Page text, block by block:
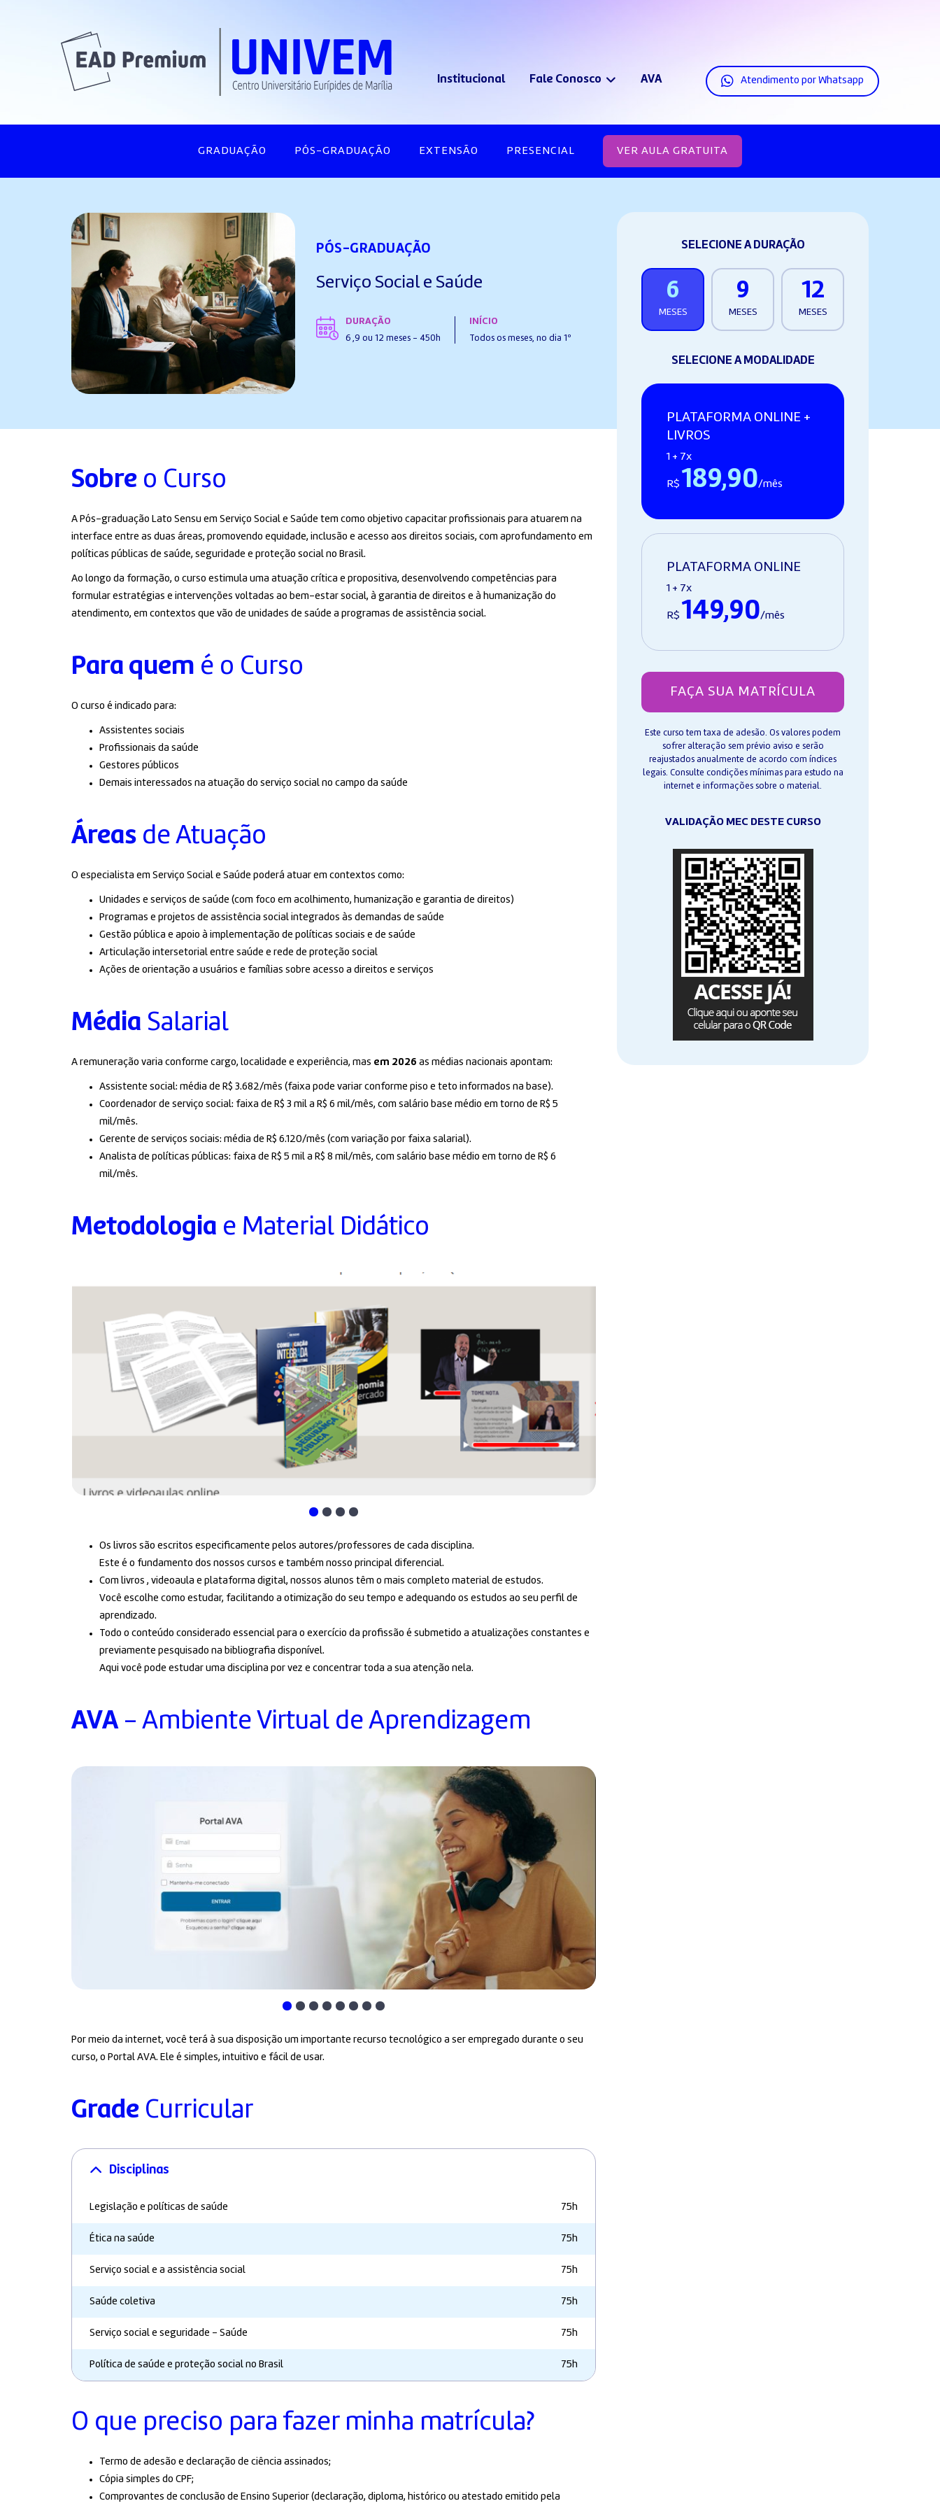
Institucional Fale Conosco AVA Atendimento por Whatsapp
GRADUAÇÃO PÓS-GRADUAÇÃO EXTENSÃO PRESENCIAL VER AULA GRATUITA
PÓS-GRADUAÇÃO
Serviço Social e Saúde
DURAÇÃO
6 ,9 ou 12 meses - 450h
INÍCIO
Todos os meses, no dia 1º
Sobre o Curso
A Pós-graduação Lato Sensu em Serviço Social e Saúde tem como objetivo capacitar profissionais para atuarem na
interface entre as duas áreas, promovendo equidade, inclusão e acesso aos direitos sociais, com aprofundamento em
políticas públicas de saúde, seguridade e proteção social no Brasil.
Ao longo da formação, o curso estimula uma atuação crítica e propositiva, desenvolvendo competências para
formular estratégias e intervenções voltadas ao bem-estar social, à garantia de direitos e à humanização do
atendimento, em contextos que vão de unidades de saúde a programas de assistência social.
Para quem é o Curso
O curso é indicado para:
Assistentes sociais
Profissionais da saúde
Gestores públicos
Demais interessados na atuação do serviço social no campo da saúde
Áreas de Atuação
O especialista em Serviço Social e Saúde poderá atuar em contextos como:
Unidades e serviços de saúde (com foco em acolhimento, humanização e garantia de direitos)
Programas e projetos de assistência social integrados às demandas de saúde
Gestão pública e apoio à implementação de políticas sociais e de saúde
Articulação intersetorial entre saúde e rede de proteção social
Ações de orientação a usuários e famílias sobre acesso a direitos e serviços
Média Salarial
A remuneração varia conforme cargo, localidade e experiência, mas em 2026 as médias nacionais apontam:
Assistente social: média de R$ 3.682/mês (faixa pode variar conforme piso e teto informados na base).
Coordenador de serviço social: faixa de R$ 3 mil a R$ 6 mil/mês, com salário base médio em torno de R$ 5
mil/mês.
Gerente de serviços sociais: média de R$ 6.120/mês (com variação por faixa salarial).
Analista de políticas públicas: faixa de R$ 5 mil a R$ 8 mil/mês, com salário base médio em torno de R$ 6
mil/mês.
Metodologia e Material Didático
Os livros são escritos especificamente pelos autores/professores de cada disciplina.
Este é o fundamento dos nossos cursos e também nosso principal diferencial.
Com livros , videoaula e plataforma digital, nossos alunos têm o mais completo material de estudos.
Você escolhe como estudar, facilitando a otimização do seu tempo e adequando os estudos ao seu perfil de
aprendizado.
Todo o conteúdo considerado essencial para o exercício da profissão é submetido a atualizações constantes e
previamente pesquisado na bibliografia disponível.
Aqui você pode estudar uma disciplina por vez e concentrar toda a sua atenção nela.
AVA- Ambiente Virtual de Aprendizagem
Por meio da internet, você terá à sua disposição um importante recurso tecnológico a ser empregado durante o seu
curso, o Portal AVA. Ele é simples, intuitivo e fácil de usar.
Grade Curricular
Disciplinas
Legislação e políticas de saúde 75h
Ética na saúde 75h
Serviço social e a assistência social 75h
Saúde coletiva 75h
Serviço social e seguridade - Saúde 75h
Política de saúde e proteção social no Brasil 75h
O que preciso para fazer minha matrícula?
Termo de adesão e declaração de ciência assinados;
Cópia simples do CPF;
Comprovantes de conclusão de Ensino Superior (declaração, diploma, histórico ou atestado emitido pela
SELECIONE A DURAÇÃO
6
MESES
9
MESES
12
MESES
SELECIONE A MODALIDADE
PLATAFORMA ONLINE +
LIVROS
1 + 7x
R$ 189,90/mês
PLATAFORMA ONLINE
1 + 7x
R$ 149,90/mês
FAÇA SUA MATRÍCULA
Este curso tem taxa de adesão. Os valores podem
sofrer alteração sem prévio aviso e serão
reajustados anualmente de acordo com índices
legais. Consulte condições mínimas para estudo na
internet e informações sobre o material.
VALIDAÇÃO MEC DESTE CURSO